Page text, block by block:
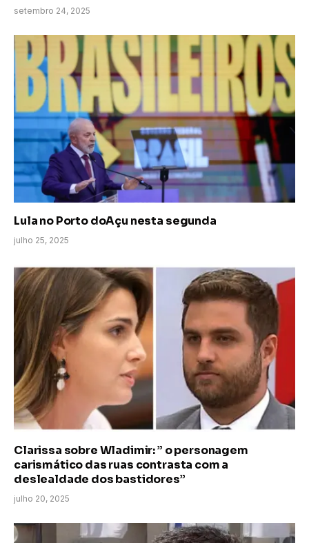
setembro 24, 2025
Lula no Porto doAçu nesta segunda
julho 25, 2025
Clarissa sobre Wladimir: ” o personagem
carismático das ruas contrasta com a
deslealdade dos bastidores”
julho 20, 2025